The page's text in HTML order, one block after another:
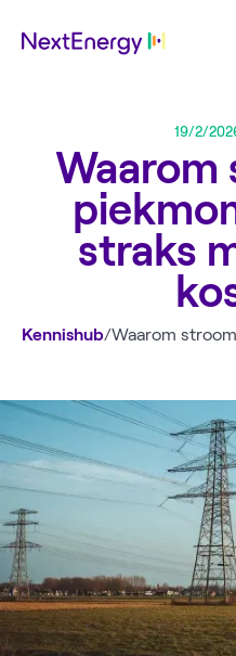
19/2/
Waarom
straks
Kennishub/